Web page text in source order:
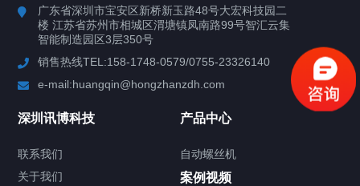
行业案例
联系我们
关于我们
广东省深圳市宝安区新桥新玉路48号大宏科技园二
楼 江苏省苏州市相城区渭塘镇凤南路99号智汇云集
智能制造园区3层350号
销售热线TEL:158-1748-0579/0755-23326140
e-mail:huangqin@hongzhanzdh.com
深圳讯博科技
联系我们
关于我们
产品中心
自动螺丝机
案例视频